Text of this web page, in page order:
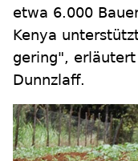
etwa 6.000
Kenya
gering",
Dunnzlaff.